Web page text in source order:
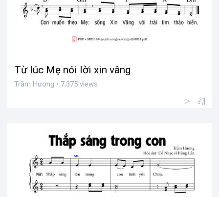
Từ lúc Mẹ nói lời xin vâng
Trầm Hương • 7,375 views